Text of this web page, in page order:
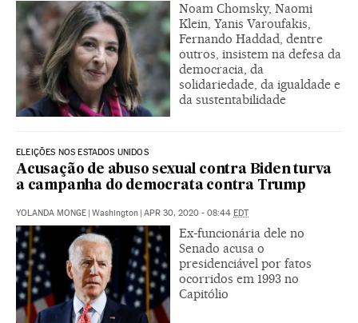
Noam Chomsky, Naomi
Klein, Yanis Varoufakis,
Fernando Haddad, dentre
outros, insistem na defesa da
democracia, da
solidariedade, da igualdade e
da sustentabilidade
ELEIÇÕES NOS ESTADOS UNIDOS
Acusação de abuso sexual contra Biden turva
a campanha do democrata contra Trump
YOLANDA MONGE | Washington | APR 30, 2020 - 08:44 EDT
Ex-funcionária dele no
Senado acusa o
presidenciável por fatos
ocorridos em 1993 no
Capitólio